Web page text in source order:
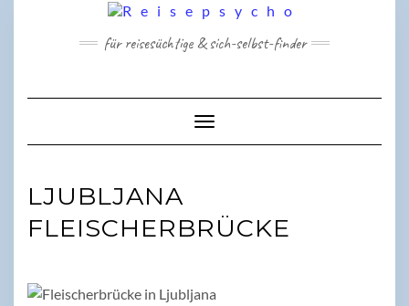
für reisesüchtige & sich-selbst-finder
Toggle Navigation
LJUBLJANA
FLEISCHERBRÜCKE